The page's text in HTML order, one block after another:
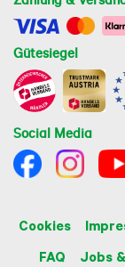
entnommen
Highlights auf
Kabelloser
Navigation
Automatische
effiziente
Reinigt
Geeignet für
Länge
Komfortable
Auto-Park-
Integriertes
Gütesiegel
Social Media
Cookies
FAQ
Jobs